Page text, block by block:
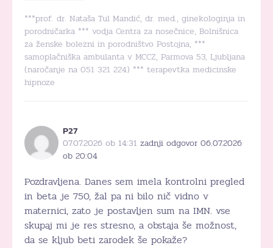
***prof. dr. Nataša Tul Mandić, dr. med., ginekologinja in
porodničarka *** vodja Centra za nosečnice, Bolnišnica
za ženske bolezni in porodništvo Postojna, ***
samoplačniška ambulanta v MCCZ, Parmova 53, Ljubljana
(naročanje na 051 321 224) *** terapevtka medicinske
hipnoze
P27
07.07.2026 ob 14:31 zadnji odgovor 06.07.2026
ob 20:04
Pozdravljena. Danes sem imela kontrolni pregled
in beta je 750, žal pa ni bilo nič vidno v
maternici, zato je postavljen sum na IMN. vse
skupaj mi je res stresno, a obstaja še možnost,
da se kljub beti zarodek še pokaže?